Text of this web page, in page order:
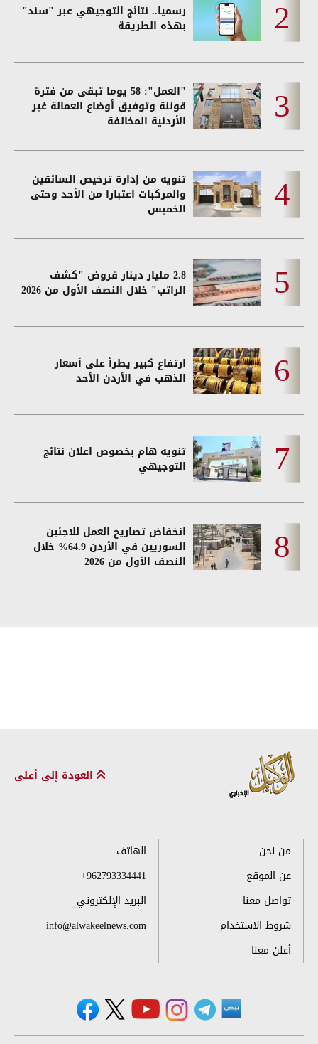
رسميا.. نتائج التوجيهي عبر "سند"
بهذه الطريقة
"العمل": 58 يوما تبقى من فترة
قوننة وتوفيق أوضاع العمالة غير
الأردنية المخالفة
تنويه من إدارة ترخيص السائقين
والمركبات اعتبارا من الأحد وحتى
الخميس
2.8 مليار دينار قروض "كشف
الراتب" خلال النصف الأول من 2026
ارتفاع كبير يطرأ على أسعار
الذهب في الأردن الأحد
تنويه هام بخصوص اعلان نتائج
التوجيهي
انخفاض تصاريح العمل للاجئين
السوريين في الأردن 64.9% خلال
النصف الأول من 2026
العودة إلى أعلى
من نحن
عن الموقع
تواصل معنا
شروط الاستخدام
أعلن معنا
الهاتف
+962793334441
البريد الإلكتروني
info@alwakeelnews.com